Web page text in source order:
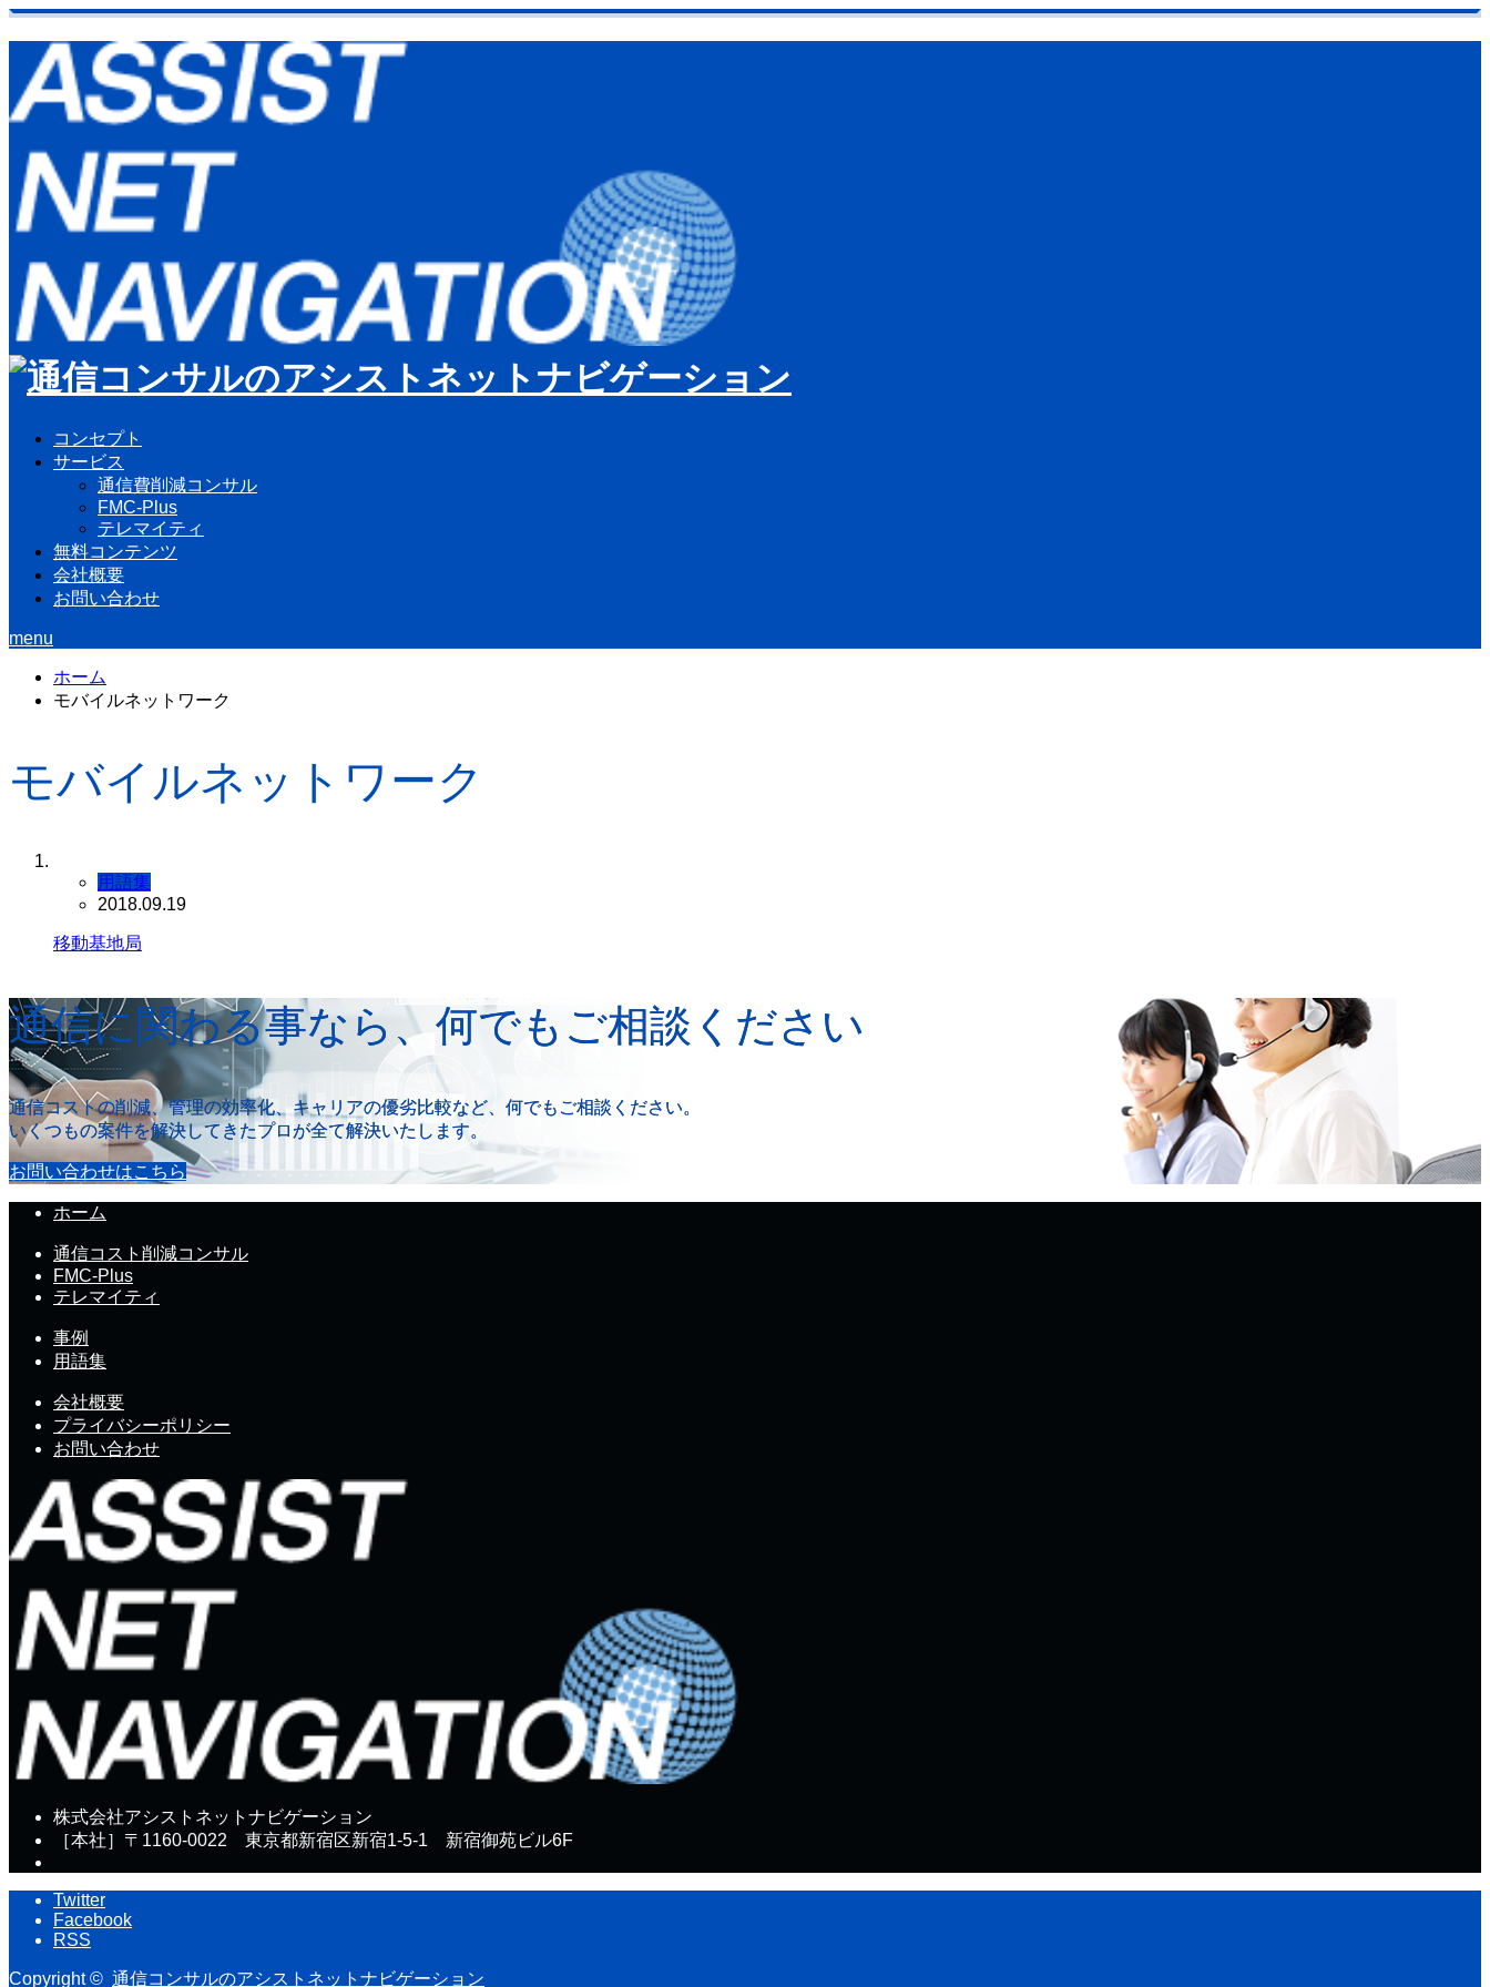
コンセプト
サービス
通信費削減コンサル
FMC-Plus
テレマイティ
無料コンテンツ
会社概要
お問い合わせ
menu
ホーム
モバイルネットワーク
モバイルネットワーク
用語集
2018.09.19
移動基地局
通信に関わる事なら、何でもご相談ください
通信コストの削減、管理の効率化、キャリアの優劣比較など、何でもご相談ください。
いくつもの案件を解決してきたプロが全て解決いたします。
お問い合わせはこちら
ホーム
通信コスト削減コンサル
FMC-Plus
テレマイティ
事例
用語集
会社概要
プライバシーポリシー
お問い合わせ
株式会社アシストネットナビゲーション
［本社］〒1160-0022 東京都新宿区新宿1-5-1 新宿御苑ビル6F
Twitter
Facebook
RSS
Copyright © 通信コンサルのアシストネットナビゲーション